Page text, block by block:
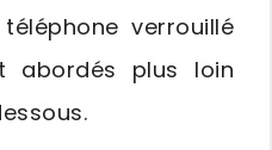
verrouillé
abordés plus loin